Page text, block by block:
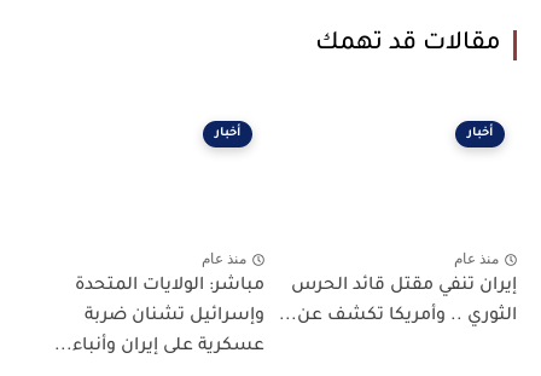
مقالات قد تهمك
أخبار
منذ عام
إيران تنفي مقتل قائد الحرس
الثوري .. وأمريكا تكشف عن...
أخبار
منذ عام
مباشر: الولايات المتحدة
وإسرائيل تشنان ضربة
عسكرية على إيران وأنباء...